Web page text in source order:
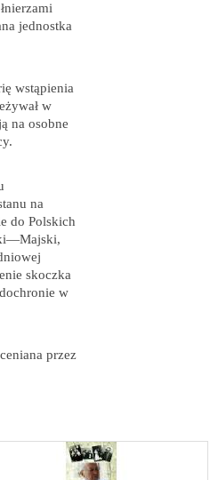
jednostka
wstąpienia
w
na osobne
na
do Polskich
skoczka
w
przez